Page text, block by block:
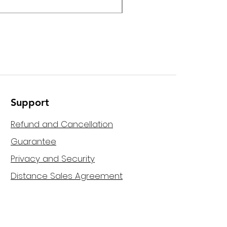
Support
Refund and Cancellation
Guarantee
Privacy and Security
Distance Sales Agreement